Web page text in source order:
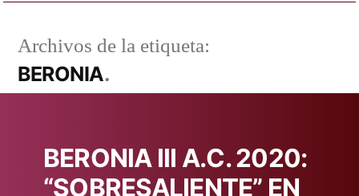
Archivos de la etiqueta:
BERONIA
BERONIA III A.C. 2020:
“SOBRESALIENTE” EN